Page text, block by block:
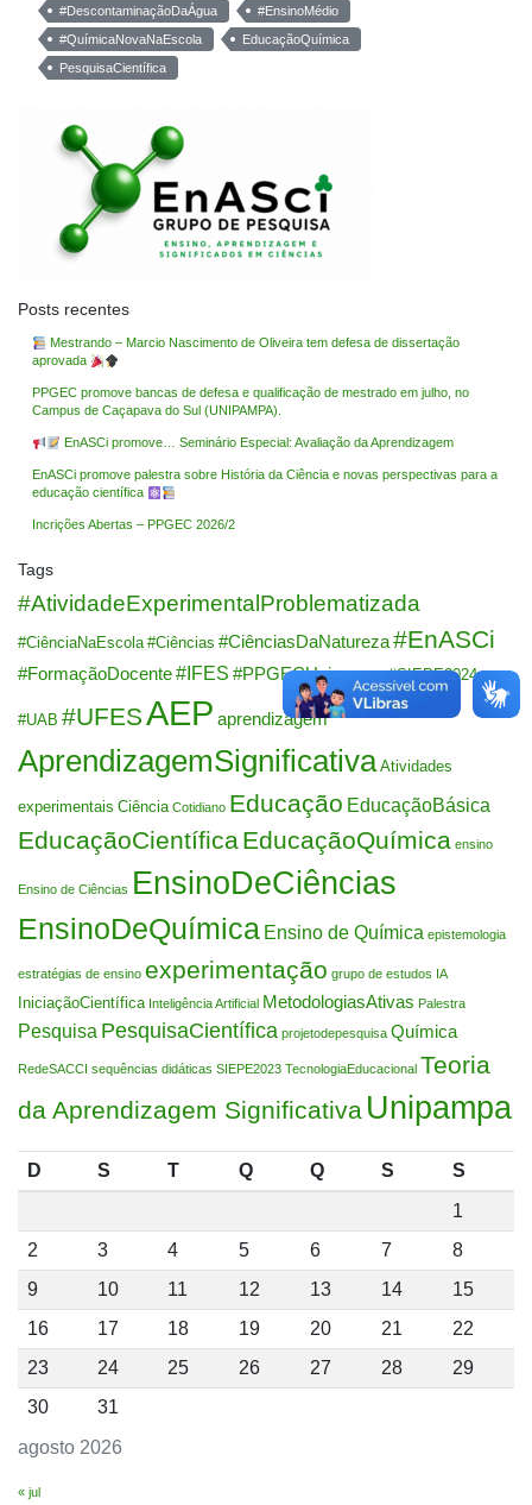
#DescontaminaçãoDaÁgua
#EnsinoMédio
#QuímicaNovaNaEscola
EducaçãoQuímica
PesquisaCientífica
Posts recentes
Mestrando – Marcio Nascimento de Oliveira tem defesa de dissertação
aprovada
PPGEC promove bancas de defesa e qualificação de mestrado em julho, no
Campus de Caçapava do Sul (UNIPAMPA).
EnASCi promove… Seminário Especial: Avaliação da Aprendizagem
EnASCi promove palestra sobre História da Ciência e novas perspectivas para a
educação científica
Incrições Abertas – PPGEC 2026/2
Tags
#AtividadeExperimentalProblematizada
#CiênciaNaEscola #Ciências #CiênciasDaNatureza#EnASCi
#FormaçãoDocente#IFES #PPGECUnipampa #SIEPE2024
#UAB #UFESAEP aprendizagem
AprendizagemSignificativa Atividades
experimentais Ciência Cotidiano Educação EducaçãoBásica
EducaçãoCientíficaEducaçãoQuímica ensino
Ensino de Ciências EnsinoDeCiências
EnsinoDeQuímica Ensino de Química epistemologia
estratégias de ensino experimentação grupo de estudos IA
IniciaçãoCientífica Inteligência Artificial MetodologiasAtivas Palestra
Pesquisa PesquisaCientífica projetodepesquisa Química
RedeSACCI sequências didáticas SIEPE2023 TecnologiaEducacional Teoria
da Aprendizagem Significativa Unipampa
agosto 2026
D S T Q Q S
S
1
2
3 4 5 6 7
8
9
10 11 12 13 14
15
16
17 18 19 20 21
22
23
24 25 26 27 28
29
30
31
« jul